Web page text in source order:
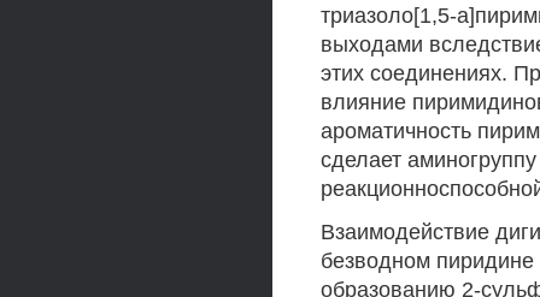
триазоло[1,5-
выходами
этих соединениях.
влияние
ароматичность
сделает
Взаимодействие
безводном
образованию 2-